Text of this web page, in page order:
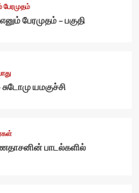
பேரமுதம்
பேரமுதம் – பகுதி
சுடோமு யமகுச்சி
பாடல்களில்